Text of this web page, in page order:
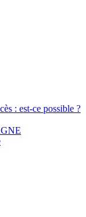
: est-ce possible ?